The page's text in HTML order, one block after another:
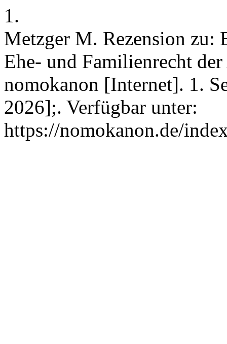
1.
Metzger M. Rezension
Ehe- und Familienrecht
nomokanon [Internet]. 1.
2026];. Verfügbar unter:
https://nomokanon.de/